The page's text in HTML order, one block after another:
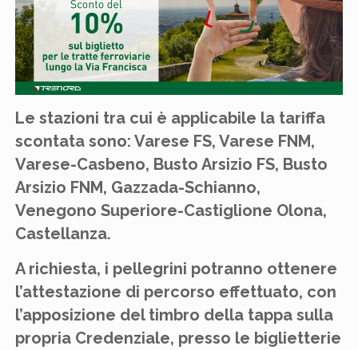
Le stazioni tra cui è applicabile la tariffa
scontata sono: Varese FS, Varese FNM,
Varese-Casbeno, Busto Arsizio FS, Busto
Arsizio FNM, Gazzada-Schianno,
Venegono Superiore-Castiglione Olona,
Castellanza.
A richiesta, i pellegrini potranno ottenere
l’attestazione di percorso effettuato, con
l’apposizione del timbro della tappa sulla
propria Credenziale, presso le biglietterie